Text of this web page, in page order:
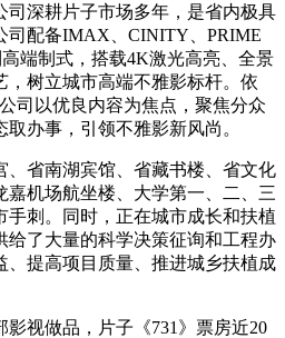
深耕片子市场多年，是省内极具
司配备IMAX、CINITY、PRIME
端制式，搭载4K激光高亮、全景
，树立城市高端不雅影标杆。依
司以优良内容为焦点，聚焦分众
办事，引领不雅影新风尚。
省南湖宾馆、省藏书楼、省文化
嘉机场航坐楼、大学第一、二、三
手刺。同时，正在城市成长和扶植
给了大量的科学决策征询和工程办
、提高项目质量、推进城乡扶植成
视做品，片子《731》票房近20